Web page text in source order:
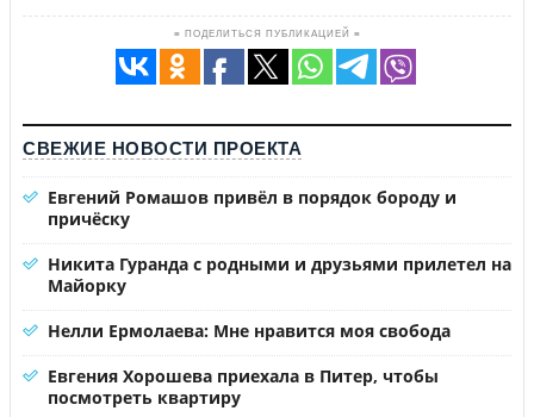
≡ ПОДЕЛИТЬСЯ ПУБЛИКАЦИЕЙ ≡
СВЕЖИЕ НОВОСТИ ПРОЕКТА
Евгений Ромашов привёл в порядок бороду и
причёску
Никита Гуранда с родными и друзьями прилетел на
Майорку
Нелли Ермолаева: Мне нравится моя свобода
Евгения Хорошева приехала в Питер, чтобы
посмотреть квартиру